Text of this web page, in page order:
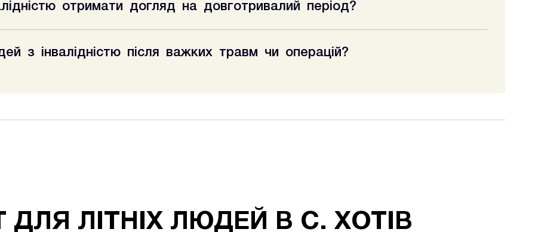
умови для зручного і безпечного проживання.
отримати догляд на довготривалий період?
які потребують цілодобової допомоги.
з інвалідністю після важких травм чи операцій?
ДЛЯ ЛІТНІХ ЛЮДЕЙ В С. ХОТІВ